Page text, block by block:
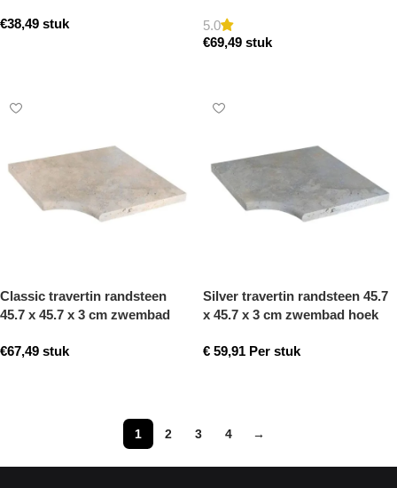
€38,49 stuk
getrommeld
5.0
€69,49 stuk
Classic travertin randsteen
45.7 x 45.7 x 3 cm zwembad
€67,49 stuk
Silver travertin randsteen 45.7
x 45.7 x 3 cm zwembad hoek
€ 59,91 Per stuk
1 2 3 4 →